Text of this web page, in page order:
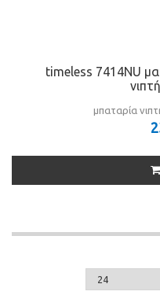
timeless 7414NU
μπαταρία